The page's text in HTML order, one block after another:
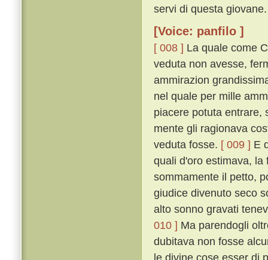
servi di questa giovane.
[Voice: panfilo ]
[ 008 ] La quale come
veduta non avesse,
ammirazion
nel quale per mille
piacere potuta entrare,
mente gli ragionava
veduta fosse. [ 009 ] E
quali d'oro estimava,
sommamente il petto,
giudice divenuto seco
alto sonno gravati
010 ] Ma parendogli
dubitava non fosse
le divine cose esser di